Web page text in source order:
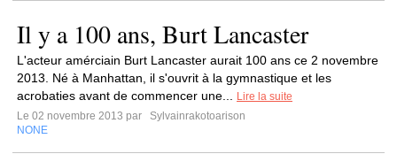
Il y a 100 ans, Burt Lancaster
L'acteur amérciain Burt Lancaster aurait 100 ans ce 2 novembre
2013. Né à Manhattan, il s'ouvrit à la gymnastique et les
acrobaties avant de commencer une...
Lire la suite
Le 02 novembre 2013 par
Sylvainrakotoarison
NONE